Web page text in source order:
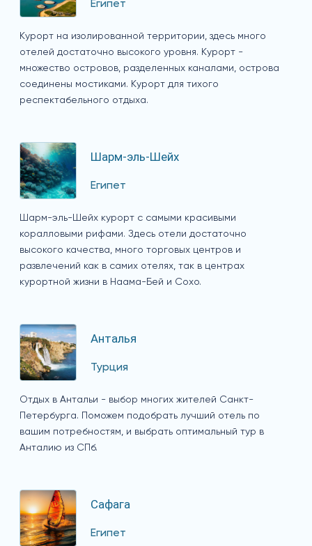
Египет
Курорт на изолированной территории, здесь много
отелей достаточно высокого уровня. Курорт -
множество островов, разделенных каналами, острова
соединены мостиками. Курорт для тихого
респектабельного отдыха.
Шарм-эль-Шейх
Египет
Шарм-эль-Шейх курорт с самыми красивыми
коралловыми рифами. Здесь отели достаточно
высокого качества, много торговых центров и
развлечений как в самих отелях, так в центрах
курортной жизни в Наама-Бей и Сохо.
Анталья
Турция
Отдых в Антальи - выбор многих жителей Санкт-
Петербурга. Поможем подобрать лучший отель по
вашим потребностям, и выбрать оптимальный тур в
Анталию из СПб.
Сафага
Египет